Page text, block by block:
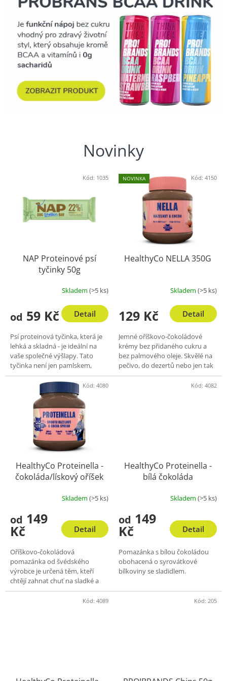
Novinky
NAP Proteinové psí
tyčinky 50g
Skladem (>5 ks)
od 59 Kč Detail
Psí proteinová tyčinka, která je
lehká a skladná - je ideální na
vaše společné výšlapy. Tato
tyčinka není jen pamlskem,
jedná se o výživu.
Kód: 1035 NOVINKA
HealthyCo NELLA 350G
Skladem (>5 ks)
129 Kč Detail
Jemné oříškovo-čokoládové
krémy bez přidaného cukru a
bez palmového oleje. Skvělé na
pečivo, do dezertů nebo jen tak
na lžičku. 🍫✨
Kód: 4150
HealthyCo Proteinella -
čokoláda/lískový oříšek
produktu
je
4,0
5
hvězdiček.
Skladem(>5 ks)
od 149
Kč Detail
Oříškovo-čokoládová
pomazánka od švédského
výrobce je určená těm, kteří
chtějí zahnat chuť na sladké a
zároveň dodat tělu prospěšné
živiny, a ne prázdné kalorie.
Kód: 4080
HealthyCo Proteinella -
bílá čokoláda
produktu
je
4,1
5
hvězdiček.
Skladem(>5 ks)
od 149
Kč Detail
Pomazánka s bílou čokoládou
obohacená o syrovátkové
bílkoviny se sladidlem.
Kód: 4082
Kód: 4089 Kód: 205